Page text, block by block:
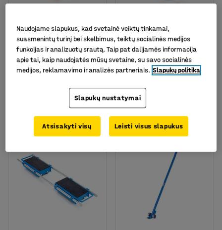
Transportavimo
vežimėlis, 6000 kg
Prekės kodas:40459
Be PVM
PIRKTI
Perstūmimo platforma,
1000 kg, 120x340x430
mm, 4 besisukiojantys
nailono
Prekės kodas
219.-€
Be PVM
Naudojame slapukus, kad svetainė veiktų tinkamai,
suasmenintų turinį bei skelbimus, teiktų socialinės medijos
funkcijas ir analizuotų srautą. Taip pat dalijamės informacija
apie tai, kaip naudojatės mūsų svetaine, su savo socialinės
medijos, reklamavimo ir analizės partneriais. Slapukų politika
Slapukų nustatymai
Atsisakyti visų Leisti visus slapukus